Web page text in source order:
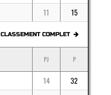
11 15
CLASSEMENT COMPLET
PJ P
14
32